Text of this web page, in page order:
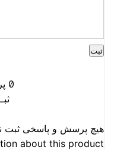
0
هیچ پرسش و پاسخی ثبت
about this product